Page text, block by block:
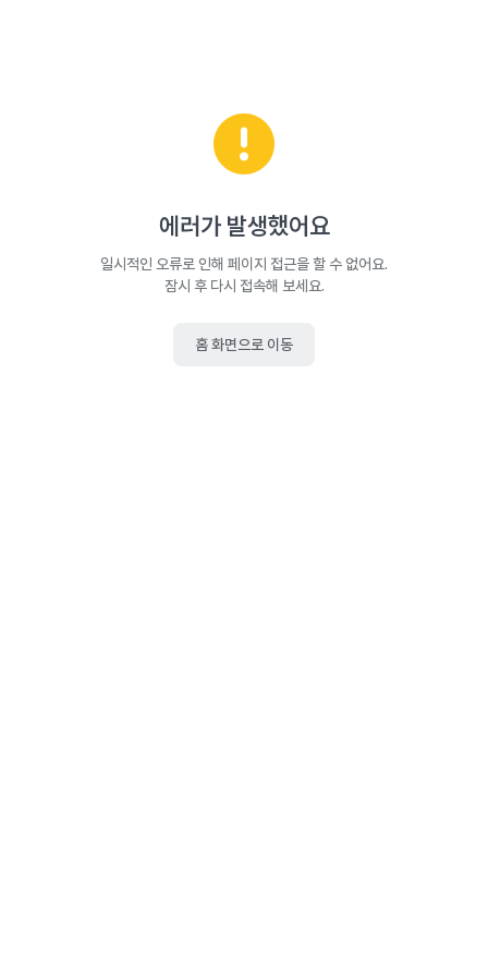
에러가 발생했어요
일시적인 오류로 인해 페이지 접근을 할 수 없어요.
잠시 후 다시 접속해 보세요.
홈 화면으로 이동